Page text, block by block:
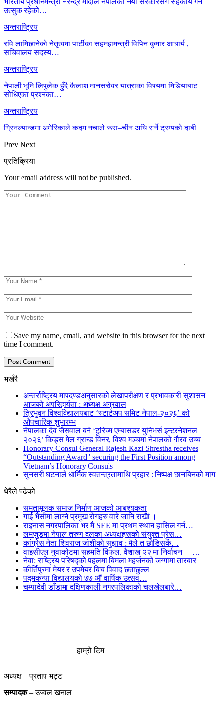
उत्सुक रहेको…
अन्तराष्ट्रिय
रवि लामिछानेको नेतृत्वमा पार्टीका सहमहामन्त्री विपिन कुमार आचार्य ,
सचिवालय सदस्य…
अन्तराष्ट्रिय
नेपाली भूमि लिपुलेक हुँदै कैलाश मानसरोवर यात्राका विषयमा मिडियाबाट
सोधिएका प्रश्नका…
अन्तराष्ट्रिय
ग्रिनल्यान्डमा अमेरिकाले कदम नचाले रूस–चीन अघि सर्ने ट्रम्पको दाबी
Prev Next
प्रतिक्रिया
Your email address will not be published.
Save my name, email, and website in this browser for the next
time I comment.
भर्खरै
अन्तर्राष्ट्रिय मापदण्डअनुसारको लेखापरीक्षण र प्रभावकारी सुशासन
आजको अपरिहार्यता : अध्यक्ष अग्रवाल
त्रिभुवन विश्वविद्यालयबाट ‘स्टार्टअप समिट नेपाल-२०२६’ को
औपचारिक शुभारम्भ
नेपालका देव जैसवाल बने ‘टुरिज्म एम्बासडर युनिभर्स इन्टरनेशनल
२०२६’ किड्स मेल ग्रान्ड विनर, विश्व मञ्चमा नेपालको गौरव उच्च
Honorary Consul General Rajesh Kazi Shrestha receives
“Outstanding Award” securing the First Position among
Vietnam’s Honorary Consuls
सुनसरी घटनाले धार्मिक स्वतन्त्रतामाथि प्रहार : निष्पक्ष छानबिनको माग
धेरैले पढेको
समतामूलक समाज निर्माण आजको आबश्यकता
गाई भैंसीमा लाग्ने प्रमुख रोगहरु वारे जानि राखैां ।
राइनास नगरपालिका भर मै SEE मा प्रथम स्थान हासिल गर्न…
लमजुङमा नेपाल तरुण दलका अध्यक्षहरूको संयुक्त प्रेस…
कांग्रेस नेता शिवराज जोशीको सुझाव : मैले त छोडिसकें…
वाइसीएल नुवाकोटमा सहमति विफल, वैशाख २२ मा निर्वाचन —…
नेवा: राष्ट्रिय परिषद्को पहलमा बिमला महर्जनको जग्गामा तारबार
कीर्तिपुरमा मेयर र उपमेयर बिच विवाद छताछुल्ल
पद्मकन्या विद्यालयको ७७ औं ‌‌वार्षिक ‌उत्सव…
चम्पादेवी डाँडामा दक्षिणकाली नगरपलिकाको चलखेलबारे…
हाम्रो टिम
अध्यक्ष – प्रताप भट्ट
सम्पादक– उज्वल खनाल